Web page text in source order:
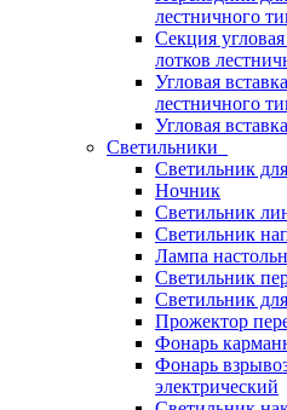
лестничного
Секция
лотков
Угловая
лестничного
Угловая
Светильники
Светильник
Ночник
Светильник
Светильник
Лампа
Светильник
Светильник
Прожектор
Фонарь
Фонарь
электрический